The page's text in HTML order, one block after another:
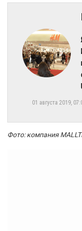
01 августа 2019,
Фото: компания